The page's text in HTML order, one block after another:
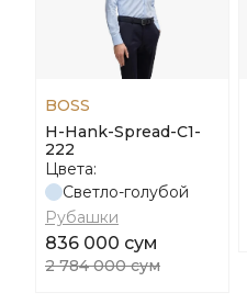
BOSS
H-Hank-Spread-C1-
222
Цвета:
Светло-голубой
Рубашки
836 000 сум
2 784 000 сум